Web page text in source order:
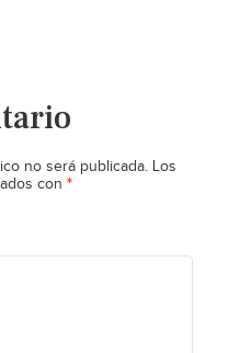
no será publicada. Los
con *